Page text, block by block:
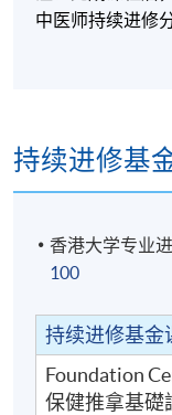
中医师持续进修
持续进修基
香港大学专业
100
持续进修基金
Foundation
保健推拿基礎